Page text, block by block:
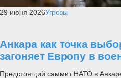
29 июня 2026Угрозы
Анкара как точка
загоняет Европу в
Предстоящий саммит НАТО в